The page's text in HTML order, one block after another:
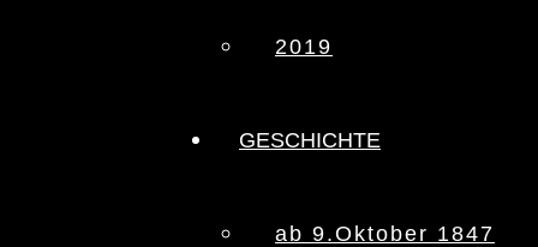
2019
GESCHICHTE
ab 9.Oktober 1847